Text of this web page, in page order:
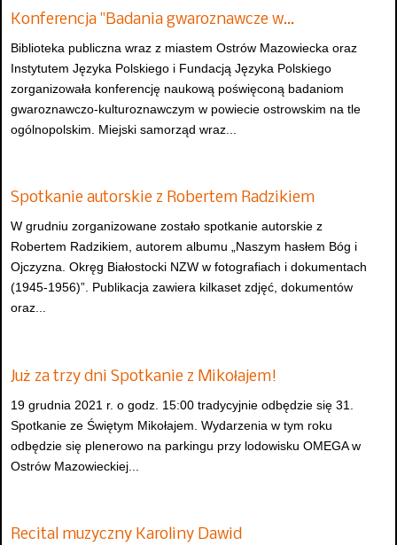
Konferencja "Badania gwaroznawcze w…
Biblioteka publiczna wraz z miastem Ostrów Mazowiecka oraz
Instytutem Języka Polskiego i Fundacją Języka Polskiego
zorganizowała konferencję naukową poświęconą badaniom
gwaroznawczo-kulturoznawczym w powiecie ostrowskim na tle
ogólnopolskim. Miejski samorząd wraz...
Spotkanie autorskie z Robertem Radzikiem
W grudniu zorganizowane zostało spotkanie autorskie z
Robertem Radzikiem, autorem albumu „Naszym hasłem Bóg i
Ojczyzna. Okręg Białostocki NZW w fotografiach i dokumentach
(1945-1956)”. Publikacja zawiera kilkaset zdjęć, dokumentów
oraz...
Już za trzy dni Spotkanie z Mikołajem!
19 grudnia 2021 r. o godz. 15:00 tradycyjnie odbędzie się 31.
Spotkanie ze Świętym Mikołajem. Wydarzenia w tym roku
odbędzie się plenerowo na parkingu przy lodowisku OMEGA w
Ostrów Mazowieckiej...
Recital muzyczny Karoliny Dawid